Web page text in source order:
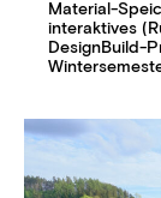
Material-
interaktives
DesignBuild-